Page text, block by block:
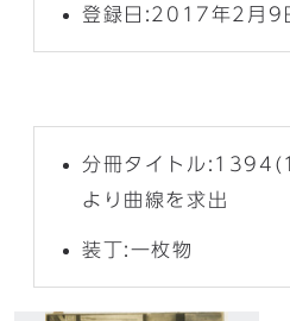
登録日:2017年2月9
分冊タイトル
より曲線を求出
装丁:一枚物